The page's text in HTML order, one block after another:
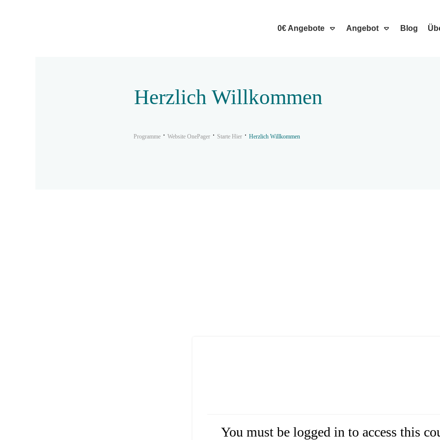
0€ Angebote Angebot Blog
Herzlich Willkommen
Programme Website OnePager Starte Hier Herzlich Willkommen
You must be logged in to access this